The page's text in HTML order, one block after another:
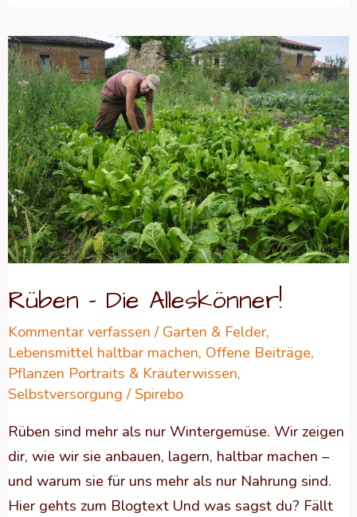
Rüben – Die Alleskönner!
Kommentar verfassen / Garten & Felder,
Lebensmittel haltbar machen, Offene Beiträge,
Pflanzen Portraits & Kräuterwissen,
Selbstversorgung / Spirebo
Rüben sind mehr als nur Wintergemüse. Wir zeigen
dir, wie wir sie anbauen, lagern, haltbar machen –
und warum sie für uns mehr als nur Nahrung sind.
Hier gehts zum Blogtext Und was sagst du? Fällt
Rüben
–
Die
Alleskönner!